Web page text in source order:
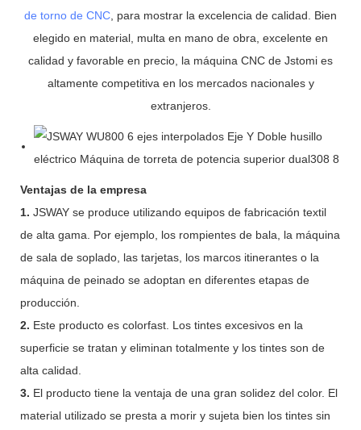
de torno de CNC , para mostrar la excelencia de calidad. Bien
elegido en material, multa en mano de obra, excelente en
calidad y favorable en precio, la máquina CNC de Jstomi es
altamente competitiva en los mercados nacionales y
extranjeros.
Ventajas de la empresa
1. JSWAY se produce utilizando equipos de fabricación textil
de alta gama. Por ejemplo, los rompientes de bala, la máquina
de sala de soplado, las tarjetas, los marcos itinerantes o la
máquina de peinado se adoptan en diferentes etapas de
producción.
2. Este producto es colorfast. Los tintes excesivos en la
superficie se tratan y eliminan totalmente y los tintes son de
alta calidad.
3. El producto tiene la ventaja de una gran solidez del color. El
material utilizado se presta a morir y sujeta bien los tintes sin